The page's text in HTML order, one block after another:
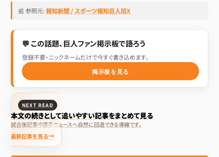
📰 参照元: 報知新聞 / スポーツ報知巨人班X
💬 この話題、巨人ファン掲示板で語ろう
登録不要・ニックネームだけで今すぐ書き込めます。
掲示板を見る
NEXT READ
本文の続きとして追いやすい記事をまとめて見る
試合後記事や選手ニュースへ自然に回遊できる導線です。
最新記事を見る